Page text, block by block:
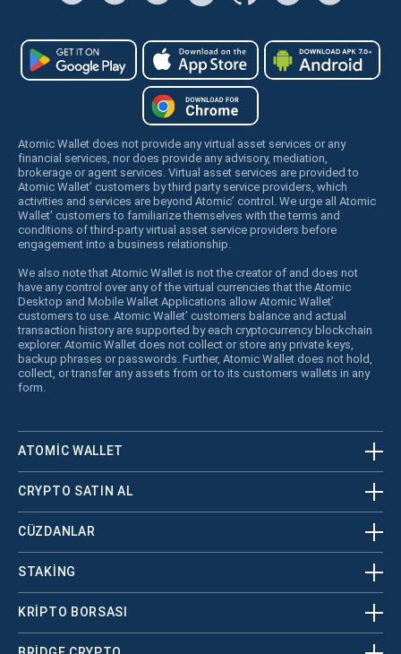
Atomic Wallet does not provide any virtual asset services or any
financial services, nor does provide any advisory, mediation,
brokerage or agent services. Virtual asset services are provided to
Atomic Wallet’ customers by third party service providers, which
activities and services are beyond Atomic’ control. We urge all Atomic
Wallet’ customers to familiarize themselves with the terms and
conditions of third-party virtual asset service providers before
engagement into a business relationship.
We also note that Atomic Wallet is not the creator of and does not
have any control over any of the virtual currencies that the Atomic
Desktop and Mobile Wallet Applications allow Atomic Wallet’
customers to use. Atomic Wallet’ customers balance and actual
transaction history are supported by each cryptocurrency blockchain
explorer. Atomic Wallet does not collect or store any private keys,
backup phrases or passwords. Further, Atomic Wallet does not hold,
collect, or transfer any assets from or to its customers wallets in any
form.
ATOMIC WALLET
CRYPTO SATIN AL
CÜZDANLAR
STAKING
KRİPTO BORSASI